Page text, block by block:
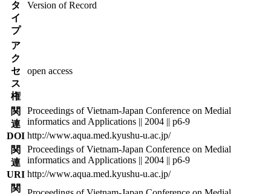
タ
イ
プ
Version of Record
ア
ク
セ
ス
権
open access
関
連
DOI
Proceedings of Vietnam-Japan Conference on Medial
informatics and Applications || 2004 || p6-9
http://www.aqua.med.kyushu-u.ac.jp/
関
連
URI
Proceedings of Vietnam-Japan Conference on Medial
informatics and Applications || 2004 || p6-9
http://www.aqua.med.kyushu-u.ac.jp/
関